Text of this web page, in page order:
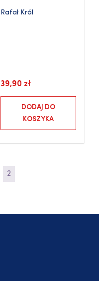
Rafał Król
39,90 zł
DODAJ DO
KOSZYKA
2